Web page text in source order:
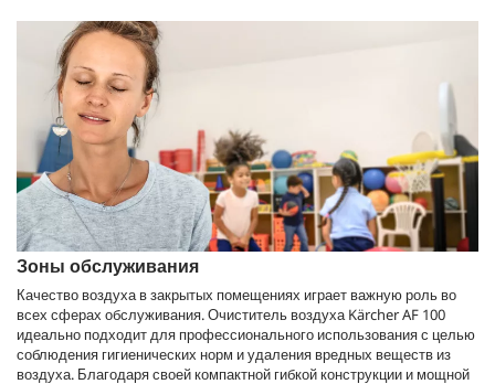
Зоны обслуживания
Качество воздуха в закрытых помещениях играет важную роль во
всех сферах обслуживания. Очиститель воздуха Kärcher AF 100
идеально подходит для профессионального использования с целью
соблюдения гигиенических норм и удаления вредных веществ из
воздуха. Благодаря своей компактной гибкой конструкции и мощной